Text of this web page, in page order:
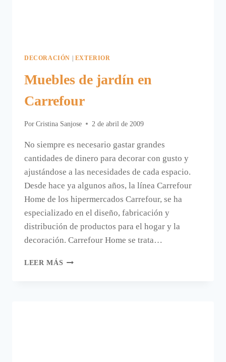
DECORACIÓN EXTERIOR
Muebles de jardín en
Carrefour
Por Cristina Sanjose 2 de abril de 2009
No siempre es necesario gastar grandes
cantidades de dinero para decorar con gusto y
ajustándose a las necesidades de cada espacio.
Desde hace ya algunos años, la línea Carrefour
Home de los hipermercados Carrefour, se ha
especializado en el diseño, fabricación y
distribución de productos para el hogar y la
decoración. Carrefour Home se trata…
LEER MÁS MUEBLES